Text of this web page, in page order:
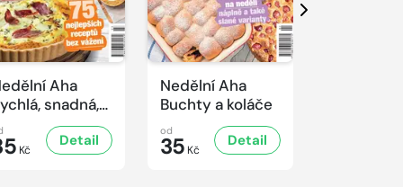
Aha
snadná,
hrníčková
Kč
Detail
Nedělní Aha
Buchty a koláče
od
35 Kč
Detail
Další